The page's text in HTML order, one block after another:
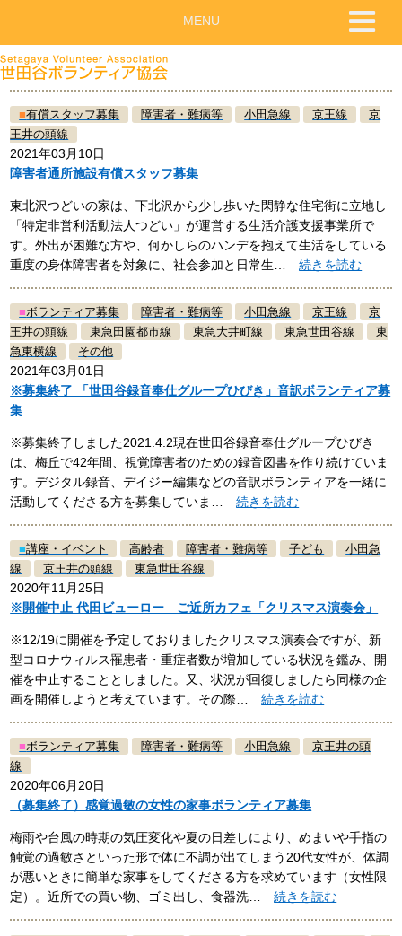
■有償スタッフ募集 障害者・難病等 小田急線 京王線
京
王井の頭線
2021年03月10日
障害者通所施設有償スタッフ募集
東北沢つどいの家は、下北沢から少し歩いた閑静な住宅街に立地し
「特定非営利活動法人つどい」が運営する生活介護支援事業所で
す。外出が困難な方や、何かしらのハンデを抱えて生活をしている
重度の身体障害者を対象に、社会参加と日常生…続きを読む
■ボランティア募集 障害者・難病等 小田急線 京王線
京
王井の頭線
東急田園都市線 東急大井町線 東急世田谷線
東
急東横線
その他
2021年03月01日
※募集終了 「世田谷録音奉仕グループひびき」音訳ボランティア募
集
※募集終了しました2021.4.2現在世田谷録音奉仕グループひびき
は、梅丘で42年間、視覚障害者のための録音図書を作り続けていま
す。デジタル録音、デイジー編集などの音訳ボランティアを一緒に
活動してくださる方を募集していま…続きを読む
■講座・イベント 高齢者 障害者・難病等 子ども
小田急
線
京王井の頭線 東急世田谷線
2020年11月25日
※開催中止 代田ビューロー ご近所カフェ「クリスマス演奏会」
※12/19に開催を予定しておりましたクリスマス演奏会ですが、新
型コロナウィルス罹患者・重症者数が増加している状況を鑑み、開
催を中止することとしました。又、状況が回復しましたら同様の企
画を開催しようと考えています。その際…続きを読む
■ボランティア募集 障害者・難病等 小田急線
京王井の頭
線
2020年06月20日
（募集終了）感覚過敏の女性の家事ボランティア募集
梅雨や台風の時期の気圧変化や夏の日差しにより、めまいや手指の
触覚の過敏さといった形で体に不調が出てしまう20代女性が、体調
が悪いときに簡単な家事をしてくださる方を求めています（女性限
定）。近所での買い物、ゴミ出し、食器洗…続きを読む
MENU